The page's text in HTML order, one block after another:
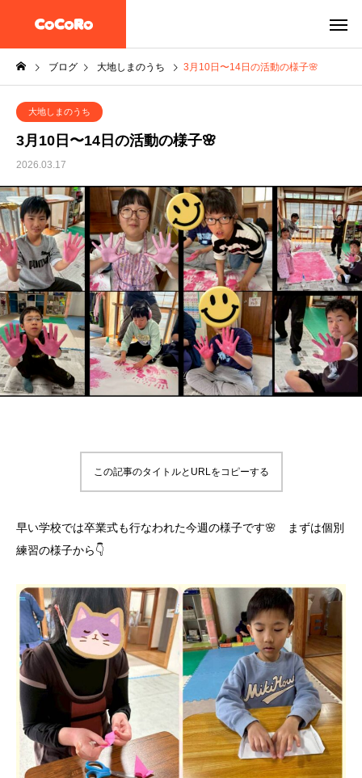
ブログ 大地しまのうち 3月10日〜14日の活動の様子🌸
大地しまのうち
3月10日〜14日の活動の様子🌸
2026.03.17
この記事のタイトルとURLをコピーする
早い学校では卒業式も行なわれた今週の様子です🌸 まずは個別
練習の様子から👇️